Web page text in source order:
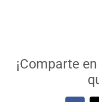
¡Comparte